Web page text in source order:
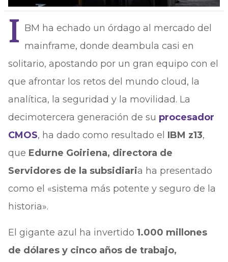
I BM ha echado un órdago al mercado del
mainframe, donde deambula casi en
solitario, apostando por un gran equipo con el
que afrontar los retos del mundo cloud, la
analítica, la seguridad y la movilidad. La
decimotercera generación de su procesador
CMOS, ha dado como resultado el IBM z13,
que Edurne Goiriena, directora de
Servidores de la subsidiaria ha presentado
como el «sistema más potente y seguro de la
historia».
El gigante azul ha invertido 1.000 millones
de dólares y cinco años de trabajo,